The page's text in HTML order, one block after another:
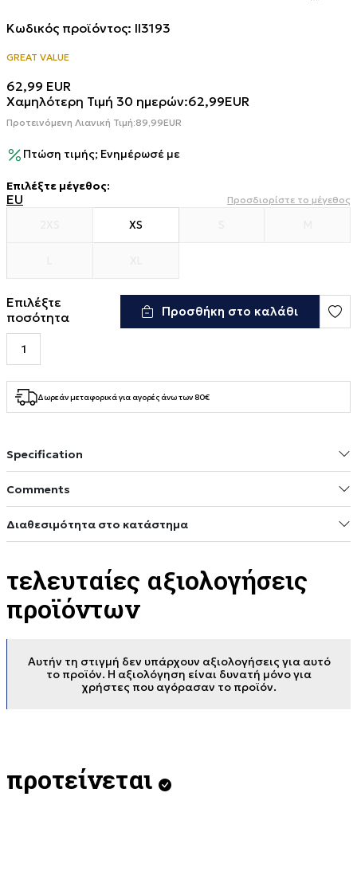
Κωδικός προϊόντος: II3193
GREAT VALUE
62,99 EUR
Χαμηλότερη Τιμή 30 ημερών:62,99EUR
Προτεινόμενη Λιανική Τιμή:89,99EUR
Πτώση τιμής; Ενημέρωσέ με
Επιλέξτε μέγεθος:
EU Προσδιορίστε το μέγεθος
XS
Επιλέξτε
ποσότητα
Προσθήκη στο καλάθι
Δωρεάν μεταφορικά για αγορές άνω των 80€
Specification
Comments
Διαθεσιμότητα στο κατάστημα
τελευταίες αξιολογήσεις
προϊόντων
Αυτήν τη στιγμή δεν υπάρχουν αξιολογήσεις για αυτό
το προϊόν. Η αξιολόγηση είναι δυνατή μόνο για
χρήστες που αγόρασαν το προϊόν.
προτείνεται